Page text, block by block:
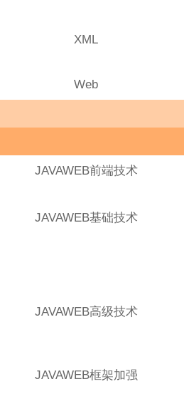
XML
Web
JAVAWEB前端技术
JAVAWEB基础技术
JAVAWEB高级技术
JAVAWEB框架加强